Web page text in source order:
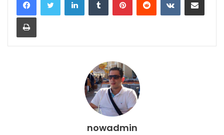
Print
nowadmin